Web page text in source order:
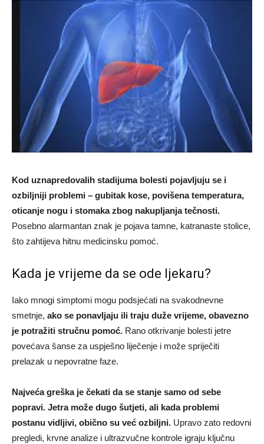
Kod uznapredovalih stadijuma bolesti pojavljuju se i
ozbiljniji problemi – gubitak kose, povišena temperatura,
oticanje nogu i stomaka zbog nakupljanja tečnosti.
Posebno alarmantan znak je pojava tamne, katranaste stolice,
što zahtijeva hitnu medicinsku pomoć.
Kada je vrijeme da se ode ljekaru?
Iako mnogi simptomi mogu podsjećati na svakodnevne
smetnje, ako se ponavljaju ili traju duže vrijeme, obavezno
je potražiti stručnu pomoć. Rano otkrivanje bolesti jetre
povećava šanse za uspješno liječenje i može spriječiti
prelazak u nepovratne faze.
Najveća greška je čekati da se stanje samo od sebe
popravi. Jetra može dugo šutjeti, ali kada problemi
postanu vidljivi, obično su već ozbiljni. Upravo zato redovni
pregledi, krvne analize i ultrazvučne kontrole igraju ključnu